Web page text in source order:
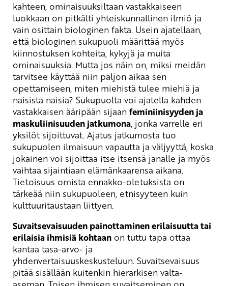
kahteen, ominaisuuksiltaan vastakkaiseen
luokkaan on pitkälti yhteiskunnallinen ilmiö ja
vain osittain biologinen fakta. Usein ajatellaan,
että biologinen sukupuoli määrittää myös
kiinnostuksen kohteita, kykyjä ja muita
ominaisuuksia. Mutta jos näin on, miksi meidän
tarvitsee käyttää niin paljon aikaa sen
opettamiseen, miten miehistä tulee miehiä ja
naisista naisia? Sukupuolta voi ajatella kahden
vastakkaisen ääripään sijaan feminiinisyyden ja
maskuliinisuuden jatkumona , jonka varrelle eri
yksilöt sijoittuvat. Ajatus jatkumosta tuo
sukupuolen ilmaisuun vapautta ja väljyyttä, koska
jokainen voi sijoittaa itse itsensä janalle ja myös
vaihtaa sijaintiaan elämänkaarensa aikana.
Tietoisuus omista ennakko-oletuksista on
tärkeää niin sukupuoleen, etnisyyteen kuin
kulttuuritaustaan liittyen.
Suvaitsevaisuuden painottaminen erilaisuutta tai
erilaisia ihmisiä kohtaan on tuttu tapa ottaa
kantaa tasa-arvo- ja
yhdenvertaisuuskeskusteluun. Suvaitsevaisuus
pitää sisällään kuitenkin hierarkisen valta-